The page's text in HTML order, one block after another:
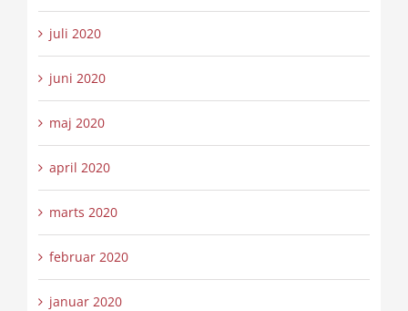
juli 2020
juni 2020
maj 2020
april 2020
marts 2020
februar 2020
januar 2020